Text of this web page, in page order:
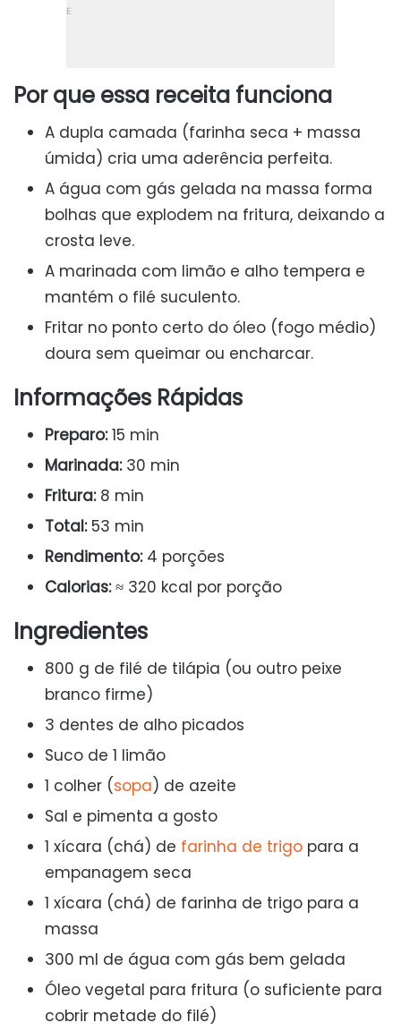
Por que essa receita funciona
A dupla camada (farinha seca + massa
úmida) cria uma aderência perfeita.
A água com gás gelada na massa forma
bolhas que explodem na fritura, deixando a
crosta leve.
A marinada com limão e alho tempera e
mantém o filé suculento.
Fritar no ponto certo do óleo (fogo médio)
doura sem queimar ou encharcar.
Informações Rápidas
Preparo:15 min
Marinada:30 min
Fritura:8 min
Total:53 min
Rendimento:4 porções
Calorias:≈ 320 kcal por porção
Ingredientes
800 g de filé de tilápia (ou outro peixe
branco firme)
3 dentes de alho picados
Suco de 1 limão
1 colher (sopa) de azeite
Sal e pimenta a gosto
1 xícara (chá) de farinha de trigo para a
empanagem seca
1 xícara (chá) de farinha de trigo para a
massa
300 ml de água com gás bem gelada
Óleo vegetal para fritura (o suficiente para
cobrir metade do filé)